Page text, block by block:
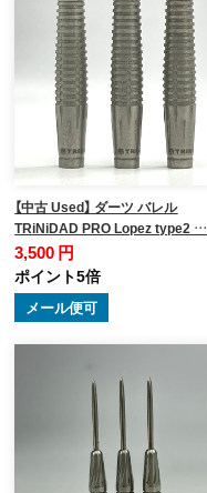
【中古 Used】 ダーツ バレル
TRiNiDAD PRO Lopez type2 …
3,500 円
ポイント5倍
メール便可